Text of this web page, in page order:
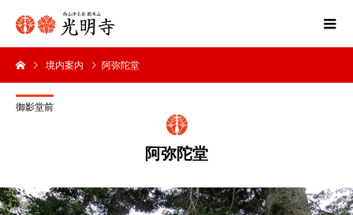
境内案内 阿弥陀堂
御影堂前
阿弥陀堂